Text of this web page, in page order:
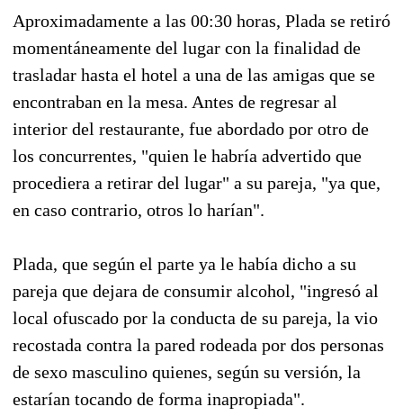
Aproximadamente a las 00:30 horas, Plada se retiró
momentáneamente del lugar con la finalidad de
trasladar hasta el hotel a una de las amigas que se
encontraban en la mesa. Antes de regresar al
interior del restaurante, fue abordado por otro de
los concurrentes, "quien le habría advertido que
procediera a retirar del lugar" a su pareja, "ya que,
en caso contrario, otros lo harían".
Plada, que según el parte ya le había dicho a su
pareja que dejara de consumir alcohol, "ingresó al
local ofuscado por la conducta de su pareja, la vio
recostada contra la pared rodeada por dos personas
de sexo masculino quienes, según su versión, la
estarían tocando de forma inapropiada".